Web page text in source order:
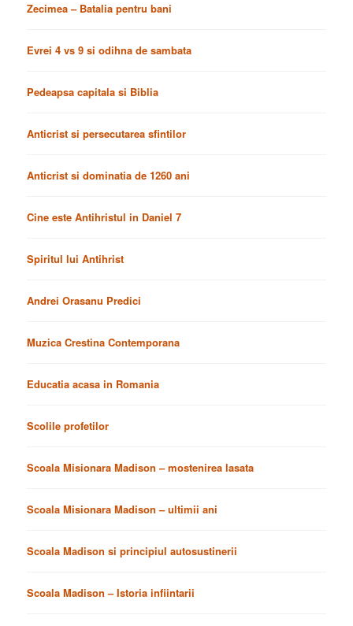
Zecimea – Batalia pentru bani
Evrei 4 vs 9 si odihna de sambata
Pedeapsa capitala si Biblia
Anticrist si persecutarea sfintilor
Anticrist si dominatia de 1260 ani
Cine este Antihristul in Daniel 7
Spiritul lui Antihrist
Andrei Orasanu Predici
Muzica Crestina Contemporana
Educatia acasa in Romania
Scolile profetilor
Scoala Misionara Madison – mostenirea lasata
Scoala Misionara Madison – ultimii ani
Scoala Madison si principiul autosustinerii
Scoala Madison – Istoria infiintarii